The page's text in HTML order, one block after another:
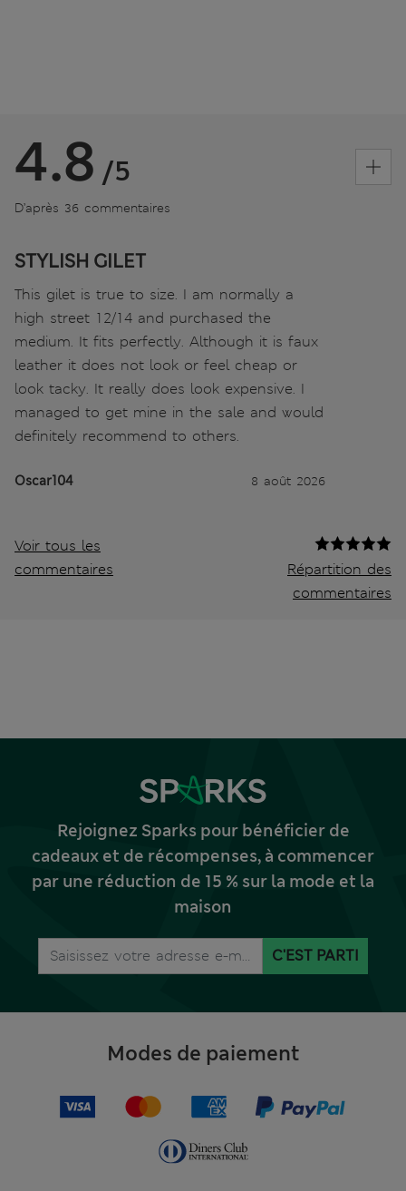
4.8 /5
D’après 36 commentaires
STYLISH GILET
This gilet is true to size. I am normally a
high street 12/14 and purchased the
medium. It fits perfectly. Although it is faux
leather it does not look or feel cheap or
look tacky. It really does look expensive. I
managed to get mine in the sale and would
definitely recommend to others.
Oscar104 8 août 2026
Voir tous les
commentaires
Répartition des
commentaires
Rejoignez Sparks pour bénéficier de
cadeaux et de récompenses, à commencer
par une réduction de 15 % sur la mode et la
maison
C'EST PARTI
Modes de paiement